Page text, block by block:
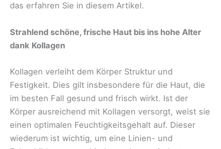
das erfahren Sie in diesem Artikel.
Strahlend schöne, frische Haut bis ins hohe Alter
dank Kollagen
Kollagen verleiht dem Körper Struktur und
Festigkeit. Dies gilt insbesondere für die Haut, die
im besten Fall gesund und frisch wirkt. Ist der
Körper ausreichend mit Kollagen versorgt, weist sie
einen optimalen Feuchtigkeitsgehalt auf. Dieser
wiederum ist wichtig, um eine Linien- und